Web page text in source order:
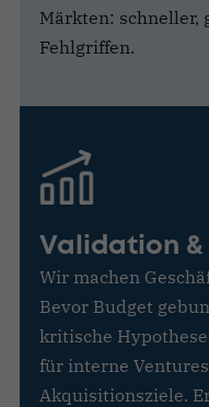
Märkten: schneller,
Fehlgriffen.
Validation &
Wir machen
Bevor Budget
kritische
für interne
Akquisitionsziele.